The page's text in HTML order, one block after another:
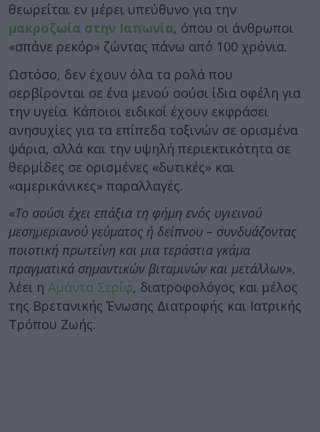
θεωρείται εν μέρει υπεύθυνο για την
μακροζωία στην Ιαπωνία, όπου οι άνθρωποι
«σπάνε ρεκόρ» ζώντας πάνω από 100 χρόνια.
Ωστόσο, δεν έχουν όλα τα ρολά που
σερβίρονται σε ένα μενού σούσι ίδια οφέλη για
την υγεία. Κάποιοι ειδικοί έχουν εκφράσει
ανησυχίες για τα επίπεδα τοξινών σε ορισμένα
ψάρια, αλλά και την υψηλή περιεκτικότητα σε
θερμίδες σε ορισμένες «δυτικές» και
«αμερικάνικες» παραλλαγές.
«Το σούσι έχει επάξια τη φήμη ενός υγιεινού
μεσημεριανού γεύματος ή δείπνου – συνδυάζοντας
ποιοτική πρωτεΐνη και μια τεράστια γκάμα
πραγματικά σημαντικών βιταμινών και μετάλλων»,
λέει η Αμάντα Σερίφ, διατροφολόγος και μέλος
της Βρετανικής Ένωσης Διατροφής και Ιατρικής
Τρόπου Ζωής.